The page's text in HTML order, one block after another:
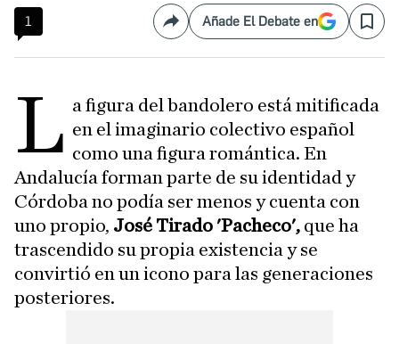
1 CompartirAñade El Debate en Save
L a figura del bandolero está mitificada
en el imaginario colectivo español
como una figura romántica. En
Andalucía forman parte de su identidad y
Córdoba no podía ser menos y cuenta con
uno propio, José Tirado 'Pacheco', que ha
trascendido su propia existencia y se
convirtió en un icono para las generaciones
posteriores.